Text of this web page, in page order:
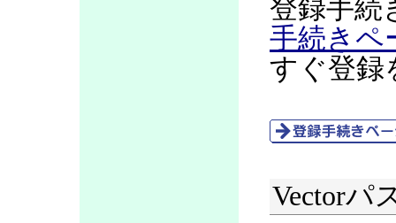
登録手続
手続きペ
すぐ登録
Vectorパ